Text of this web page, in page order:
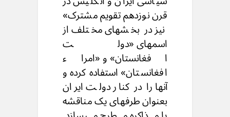
قرن نوزدهم تقویم مشترک»
نیز در بخشهای مختلف از
اسمهای «دولت
افغانستان» و «امراء
افغانستان» استفاده کرده و
آنها را در کنار دولت ایران
بعنوان طرفهای یک مناقشه